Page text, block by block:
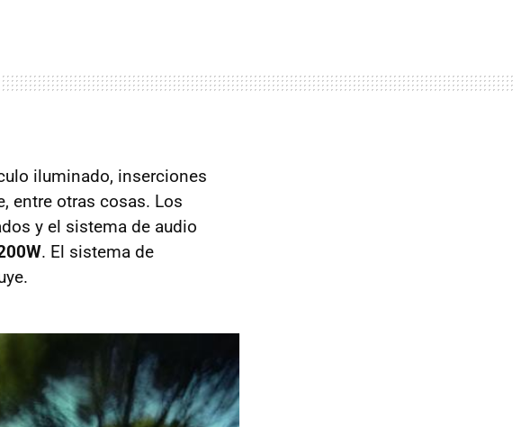
iluminado, inserciones
entre otras cosas. Los
y el sistema de audio
. El sistema de